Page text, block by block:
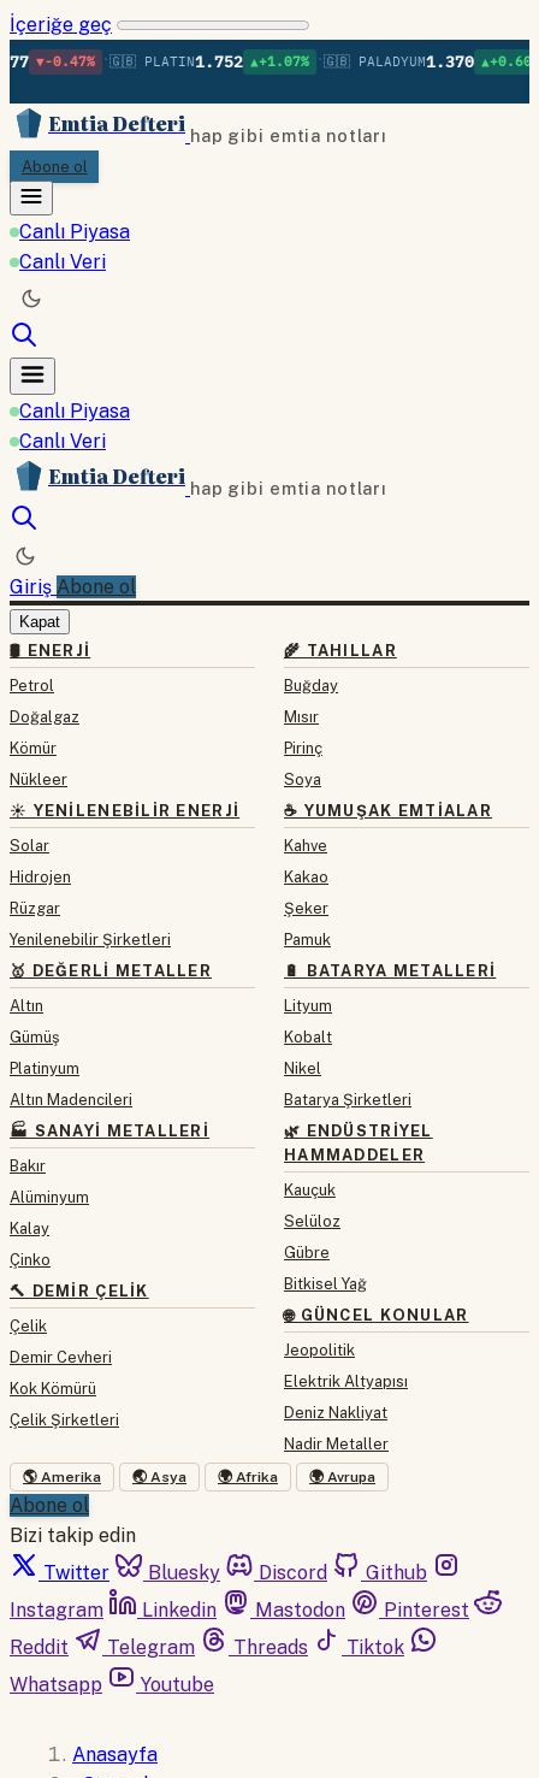
İçeriğe geç
•🇬🇧 PLATIN1.752 ▲+1.07% 🇬🇧 PALADYUM 1.370 ▲+0.60% 🇬🇧
Emtia Defteri hap gibi emtia notları
Abone ol
Canlı Piyasa
Canlı Veri
Canlı Piyasa
Canlı Veri
Emtia Defteri hap gibi emtia notları
Giriş Abone ol
Kapat
🛢 ENERJI
Petrol
Doğalgaz
Kömür
Nükleer
☀️ YENILENEBILIR ENERJI
Solar
Hidrojen
Rüzgar
Yenilenebilir Şirketleri
🥇 DEĞERLI METALLER
Altın
Gümüş
Platinyum
Altın Madencileri
🏭 SANAYI METALLERI
Bakır
Alüminyum
Kalay
Çinko
🔨 DEMIR ÇELIK
Çelik
Demir Cevheri
Kok Kömürü
Çelik Şirketleri
🌾 TAHILLAR
Buğday
Mısır
Pirinç
Soya
☕ YUMUŞAK EMTIALAR
Kahve
Kakao
Şeker
Pamuk
🔋 BATARYA METALLERI
Lityum
Kobalt
Nikel
Batarya Şirketleri
🌿 ENDÜSTRIYEL
HAMMADDELER
Kauçuk
Selüloz
Gübre
Bitkisel Yağ
🌐 GÜNCEL KONULAR
Jeopolitik
Elektrik Altyapısı
Deniz Nakliyat
Nadir Metaller
🌎 Amerika 🌏 Asya 🌍 Afrika 🌍 Avrupa
Abone ol
Bizi takip edin
Twitter
Bluesky Discord
Github
Instagram
Linkedin Mastodon
Pinterest
Reddit
Telegram Threads
Tiktok
Whatsapp
Youtube
Anasayfa